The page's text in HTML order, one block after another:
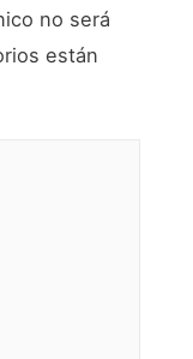
no será
están